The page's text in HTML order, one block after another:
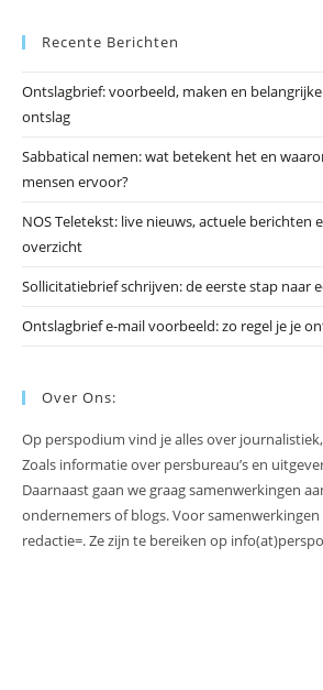
Recente Berichten
Ontslagbrief: voorbeeld, maken en
ontslag
Sabbatical nemen: wat betekent het en
mensen ervoor?
NOS Teletekst: live nieuws, actuele berichten
overzicht
Sollicitatiebrief schrijven: de eerste stap naar
Ontslagbrief e-mail voorbeeld: zo regel je je
Over Ons:
Op perspodium vind je alles over
Zoals informatie over persbureau’s en
Daarnaast gaan we graag samenwerkingen
ondernemers of blogs. Voor
redactie=. Ze zijn te bereiken op